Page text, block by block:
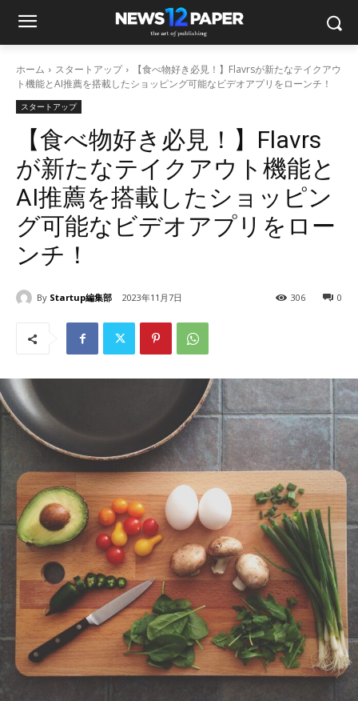
ホーム スタートアップ
【食べ物好き必見！】Flavrsが新たなテイクアウ
ト機能とAI推薦を搭載したショッピング可能なビデオアプリをローンチ！
スタートアップ
【食べ物好き必見！】Flavrs
が新たなテイクアウト機能と
AI推薦を搭載したショッピン
グ可能なビデオアプリをロー
ンチ！
By Startup編集部 2023年11月7日 0
306